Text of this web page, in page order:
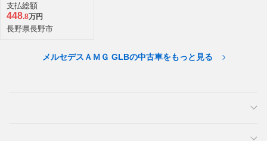
支払総額
448.8万円
長野県長野市
メルセデスＡＭＧ GLBの中古車をもっと見る